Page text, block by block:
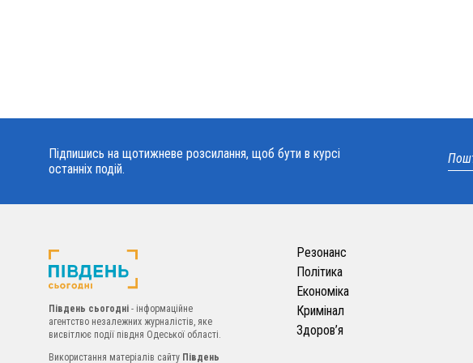
Підпишись на щотижневе розсилання, щоб бути в курсі
останніх подій.
Південь сьогодні - інформаційне
агентство незалежних журналістів, яке
висвітлює події півдня Одеської області.
Використання матеріалів сайту Південь
Резонанс
Політика
Економіка
Кримінал
Здоров’я